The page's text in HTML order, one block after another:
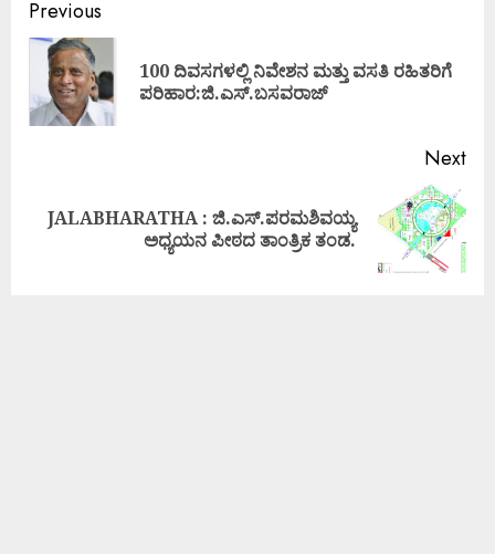
Previous
100 ದಿವಸಗಳಲ್ಲಿ ನಿವೇಶನ ಮತ್ತು ವಸತಿ ರಹಿತರಿಗೆ
ಪರಿಹಾರ:ಜಿ.ಎಸ್.ಬಸವರಾಜ್
Next
JALABHARATHA : ಜಿ.ಎಸ್.ಪರಮಶಿವಯ್ಯ
ಅಧ್ಯಯನ ಪೀಠದ ತಾಂತ್ರಿಕ ತಂಡ.